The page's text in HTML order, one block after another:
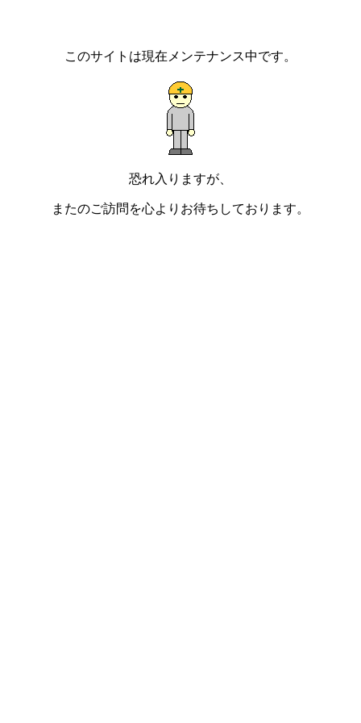
このサイトは現在メンテナンス中です。
恐れ入りますが、
またのご訪問を心よりお待ちしております。